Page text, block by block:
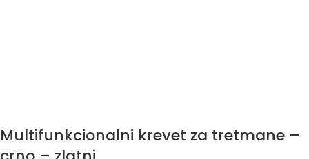
Multifunkcionalni krevet za tretmane –